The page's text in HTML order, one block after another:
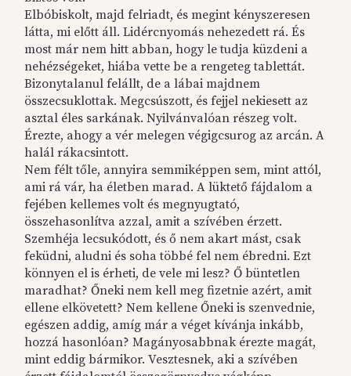
Elbóbiskolt, majd felriadt, és megint kényszeresen
látta, mi előtt áll. Lidércnyomás nehezedett rá. És
most már nem hitt abban, hogy le tudja küzdeni a
nehézségeket, hiába vette be a rengeteg tablettát.
Bizonytalanul felállt, de a lábai majdnem
összecsuklottak. Megcsúszott, és fejjel nekiesett az
asztal éles sarkának. Nyilvánvalóan részeg volt.
Érezte, ahogy a vér melegen végigcsurog az arcán. A
halál rákacsintott.
Nem félt tőle, annyira semmiképpen sem, mint attól,
ami rá vár, ha életben marad. A lüktető fájdalom a
fejében kellemes volt és megnyugtató,
összehasonlítva azzal, amit a szívében érzett.
Szemhéja lecsukódott, és ő nem akart mást, csak
feküdni, aludni és soha többé fel nem ébredni. Ezt
könnyen el is érheti, de vele mi lesz? Ő büntetlen
maradhat? Őneki nem kell meg fizetnie azért, amit
ellene elkövetett? Nem kellene Őneki is szenvednie,
egészen addig, amíg már a véget kívánja inkább,
hozzá hasonlóan? Magányosabbnak érezte magát,
mint eddig bármikor. Vesztesnek, aki a szívében